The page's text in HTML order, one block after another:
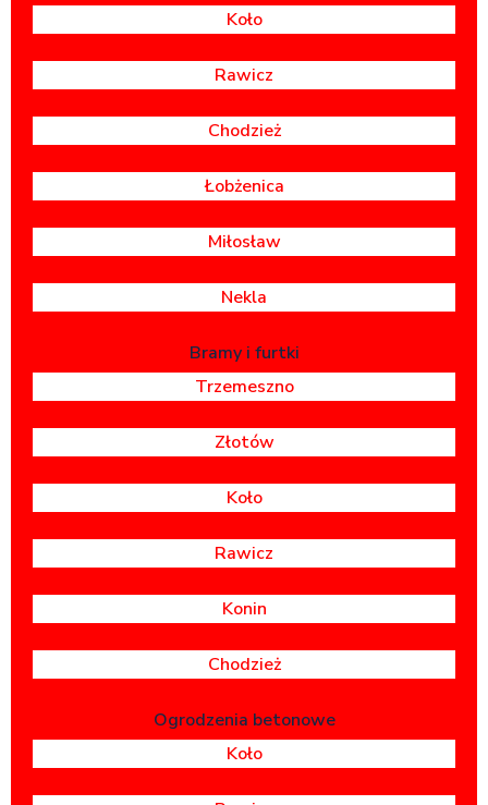
Koło
Rawicz
Chodzież
Łobżenica
Miłosław
Nekla
Bramy i furtki
Trzemeszno
Złotów
Koło
Rawicz
Konin
Chodzież
Ogrodzenia betonowe
Koło